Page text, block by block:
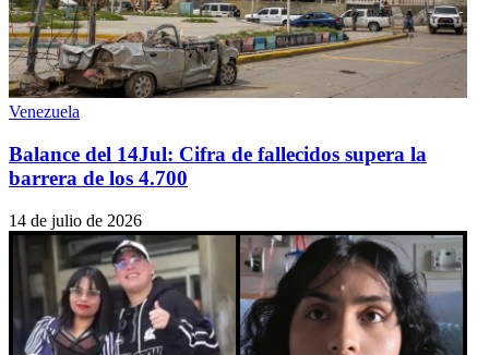
Venezuela
Balance del 14Jul: Cifra de fallecidos supera la
barrera de los 4.700
14 de julio de 2026